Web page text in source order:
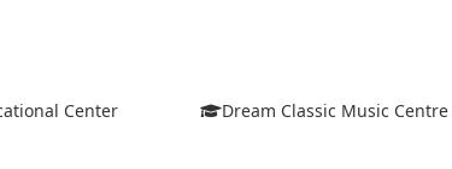
Center Dream Classic Music Centre